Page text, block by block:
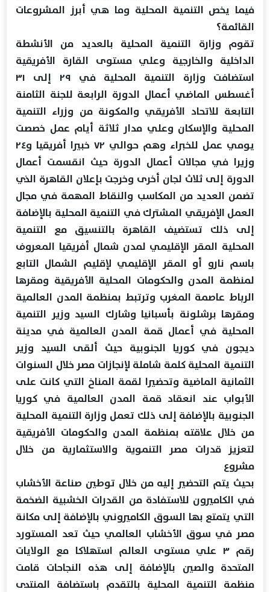
فيما يخص التنمية المحلية وما هي أبرز المشروعات
القائمة؟
تقوم وزارة التنمية المحلية بالعديد من الأنشطة
الداخلية والخارجية وعلي مستوى القارة الأفريقية
استضافت وزارة التنمية المحلية في ٢٩ إلى ٣١
أغسطس الماضي أعمال الدورة الرابعة للجنة الثامنة
التابعة للاتحاد الأفريقي والمكونة من وزراء التنمية
المحلية والإسكان وعلي مدار ثلاثة أيام عمل خصصت
يومي عمل للخبراء وهم حوالي ٧٢ خبيرا أفريقيا و٢٤
وزيرا في مجالات أعمال الدورة حيث انقسمت أعمال
الدورة إلى ثلاث لجان أخرى وخرجت بإعلان القاهرة الذي
تضمن العديد من المكاسب والنقاط المهمة في مجال
العمل الإفريقي المشترك في التنمية المحلية بالإضافة
إلى ذلك تستضيف القاهرة بالتنسيق مع التنمية
المحلية المقر الإقليمي لمدن شمال أفريقيا المعروف
باسم نارو أو المقر الإقليمي لإقليم الشمال التابع
لمنظمة المدن والحكومات المحلية الأفريقية ومقرها
الرباط عاصمة المغرب وترتبط بمنظمة المدن العالمية
ومقرها برشلونة بأسبانيا وشارك السيد وزير التنمية
المحلية في أعمال قمة المدن العالمية في مدينة
ديجون في كوريا الجنوبية حيث ألقى السيد وزير
التنمية المحلية كلمة شاملة لإنجازات مصر خلال السنوات
الثمانية الماضية وتحضيرا لقمة المناخ التي كانت على
الأبواب عند انعقاد قمة المدن العالمية في كوريا
الجنوبية بالإضافة إلى ذلك تعمل وزارة التنمية المحلية
من خلال علاقته بمنظمة المدن والحكومات الأفريقية
لتعزيز قدرات مصر التنموية والاستثمارية من خلال
مشروع
بحيث يتم التحضير إليه من خلال توطين صناعة الأخشاب
في الكاميرون للاستفادة من القدرات الخشبية الضخمة
التي يتمتع بها السوق الكاميروني بالإضافة إلى مكانة
مصر في سوق الأخشاب العالمي حيث تعد المستورد
رقم ٣ علي مستوى العالم استهلاكا مع الولايات
المتحدة والصين بالإضافة إلى هذه النجاحات قامت
منظمة التنمية المحلية بالتقدم باستضافة المنتدى